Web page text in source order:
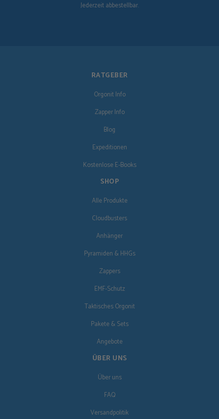
Jederzeit abbestellbar.
RATGEBER
Orgonit Info
Zapper Info
Blog
Expeditionen
Kostenlose E-Books
SHOP
Alle Produkte
Cloudbusters
Anhänger
Pyramiden & HHGs
Zappers
EMF-Schutz
Taktisches Orgonit
Pakete & Sets
Angebote
ÜBER UNS
Über uns
FAQ
Versandpolitik